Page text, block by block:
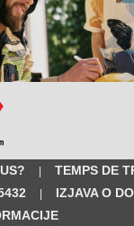
|
TEMPS DE
|
IZJAVA O